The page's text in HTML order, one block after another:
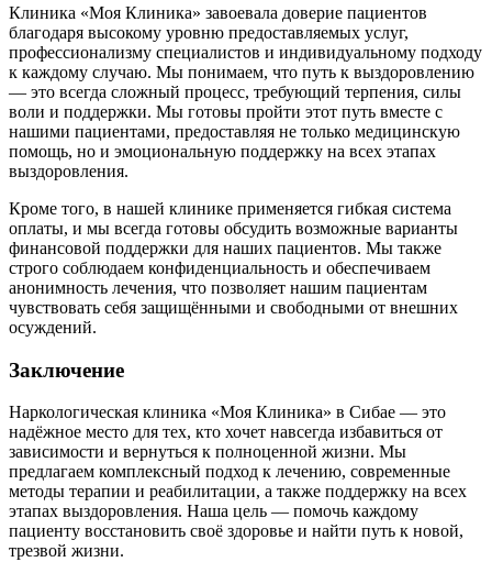
Клиника «Моя Клиника» завоевала доверие пациентов
благодаря высокому уровню предоставляемых услуг,
профессионализму специалистов и индивидуальному подходу
к каждому случаю. Мы понимаем, что путь к выздоровлению
— это всегда сложный процесс, требующий терпения, силы
воли и поддержки. Мы готовы пройти этот путь вместе с
нашими пациентами, предоставляя не только медицинскую
помощь, но и эмоциональную поддержку на всех этапах
выздоровления.
Кроме того, в нашей клинике применяется гибкая система
оплаты, и мы всегда готовы обсудить возможные варианты
финансовой поддержки для наших пациентов. Мы также
строго соблюдаем конфиденциальность и обеспечиваем
анонимность лечения, что позволяет нашим пациентам
чувствовать себя защищёнными и свободными от внешних
осуждений.
Заключение
Наркологическая клиника «Моя Клиника» в Сибае — это
надёжное место для тех, кто хочет навсегда избавиться от
зависимости и вернуться к полноценной жизни. Мы
предлагаем комплексный подход к лечению, современные
методы терапии и реабилитации, а также поддержку на всех
этапах выздоровления. Наша цель — помочь каждому
пациенту восстановить своё здоровье и найти путь к новой,
трезвой жизни.